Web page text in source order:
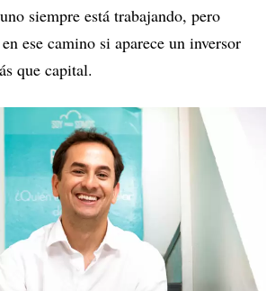
siempre está trabajando, pero
ese camino si aparece un inversor
que capital.